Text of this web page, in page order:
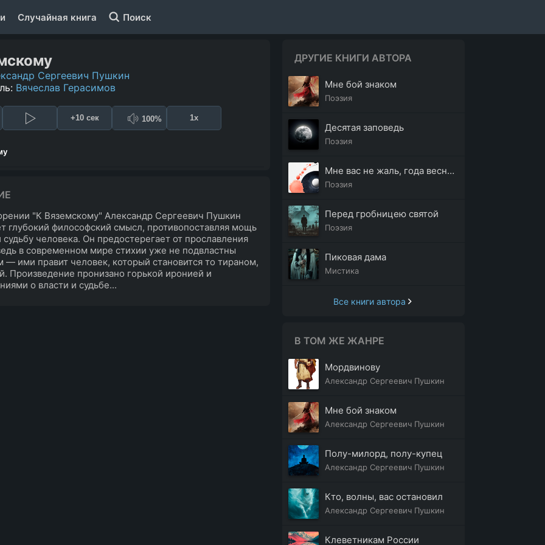
Случайная книга Поиск
Сергеевич Пушкин
Вячеслав Герасимов
+10 сек 100% 1x
"К Вяземскому" Александр Сергеевич Пушкин
глубокий философский смысл, противопоставляя мощь
человека. Он предостерегает от прославления
в современном мире стихии уже не подвластны
— ими правит человек, который становится то тираном,
Произведение пронизано горькой иронией и
о власти и судьбе...
ДРУГИЕ КНИГИ АВТОРА
Мне бой знаком
Поэзия
Десятая заповедь
Поэзия
Мне вас не жаль, года весны моей
Поэзия
Перед гробницею святой
Поэзия
Пиковая дама
Мистика
Все книги автора
В ТОМ ЖЕ ЖАНРЕ
Мордвинову
Александр Сергеевич Пушкин
Мне бой знаком
Александр Сергеевич Пушкин
Полу-милорд, полу-купец
Александр Сергеевич Пушкин
Кто, волны, вас остановил
Александр Сергеевич Пушкин
Клеветникам России